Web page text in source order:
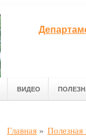
ВИДЕО
Главная »